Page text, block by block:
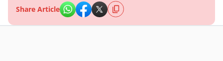
Share Article